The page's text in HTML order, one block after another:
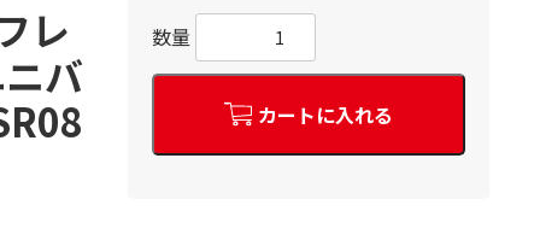
レ
バ
数量
カートに入れる